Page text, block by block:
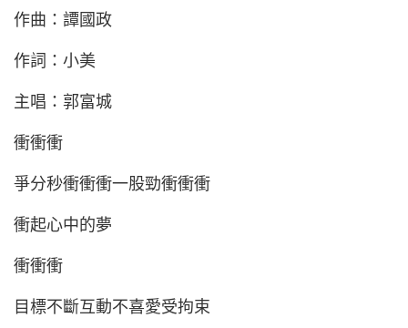
作曲：譚國政
作詞：小美
主唱：郭富城
衝衝衝
爭分秒衝衝衝一股勁衝衝衝
衝起心中的夢
衝衝衝
目標不斷互動不喜愛受拘束